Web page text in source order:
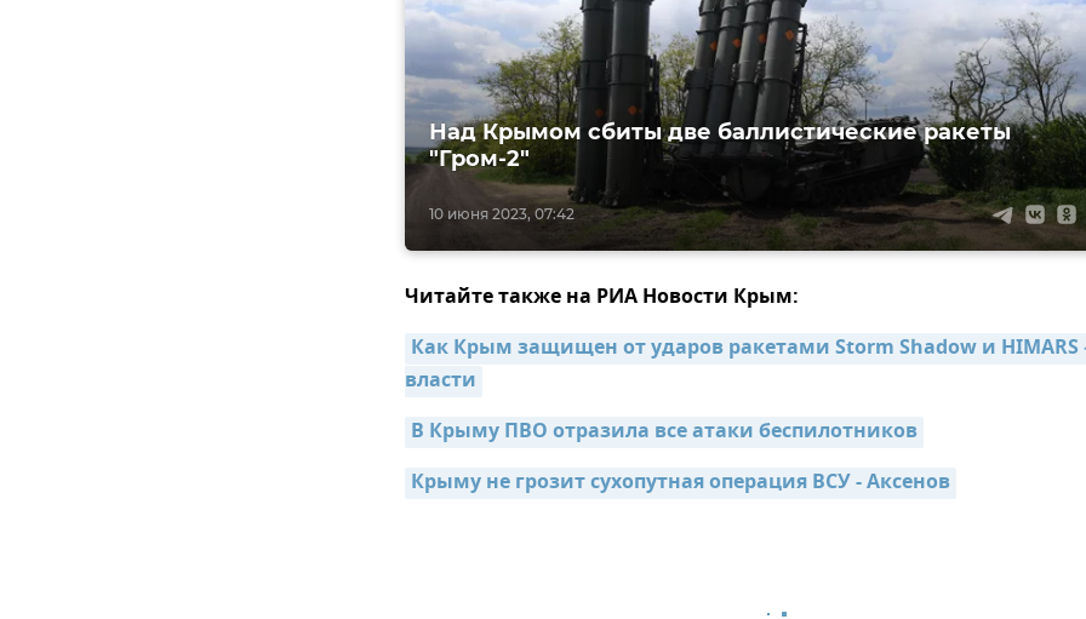
10 июня 2023, 07:42
Над Крымом сбиты две баллистические ракеты
"Гром-2"
Читайте также на РИА Новости Крым:
Как Крым защищен от ударов ракетами Storm Shadow и HIMARS
власти
В Крыму ПВО отразила все атаки беспилотников
Крыму не грозит сухопутная операция ВСУ - Аксенов